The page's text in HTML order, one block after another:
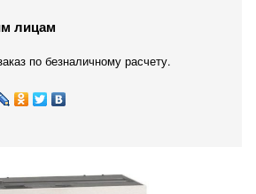
лицам
по безналичному расчету.